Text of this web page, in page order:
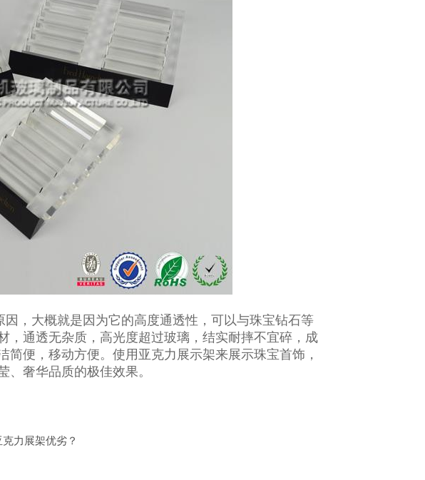
因，大概就是因为它的高度通透性，可以与珠宝钻石等
，通透无杂质，高光度超过玻璃，结实耐摔不宜碎，成
简便，移动方便。使用亚克力展示架来展示珠宝首饰，
、奢华品质的极佳效果。
力展架优劣？